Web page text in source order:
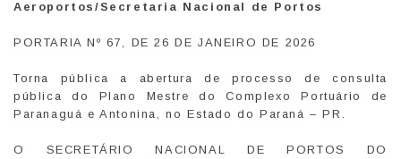
Aeroportos/Secretaria Nacional de Portos
PORTARIA Nº 67, DE 26 DE JANEIRO DE 2026
Torna pública a abertura de processo de consulta
pública do Plano Mestre do Complexo Portuário de
Paranaguá e Antonina, no Estado do Paraná – PR.
O SECRETÁRIO NACIONAL DE PORTOS DO